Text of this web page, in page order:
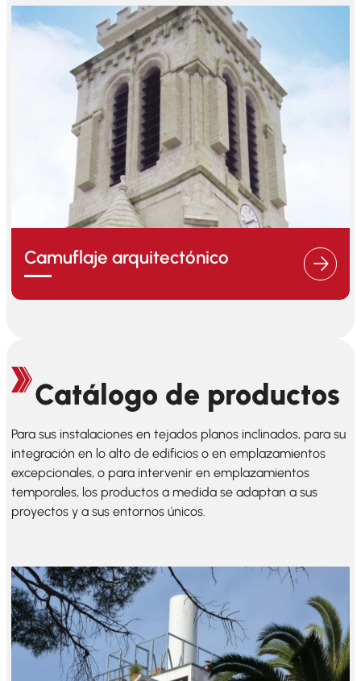
Camuflaje arquitectónico
Catálogo de productos
Para sus instalaciones en tejados planos inclinados, para su
integración en lo alto de edificios o en emplazamientos
excepcionales, o para intervenir en emplazamientos
temporales, los productos a medida se adaptan a sus
proyectos y a sus entornos únicos.